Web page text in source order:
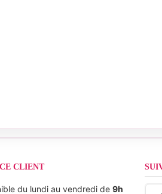
CLIENT
du lundi au vendredi de 9h